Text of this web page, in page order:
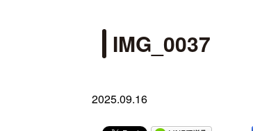
IMG_0037
2025.09.16